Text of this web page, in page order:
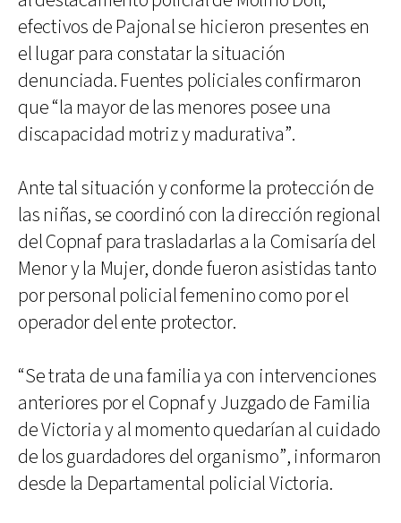
efectivos de Pajonal se hicieron presentes en
el lugar para constatar la situación
denunciada. Fuentes policiales confirmaron
que “la mayor de las menores posee una
discapacidad motriz y madurativa”.
Ante tal situación y conforme la protección de
las niñas, se coordinó con la dirección regional
del Copnaf para trasladarlas a la Comisaría del
Menor y la Mujer, donde fueron asistidas tanto
por personal policial femenino como por el
operador del ente protector.
“Se trata de una familia ya con intervenciones
anteriores por el Copnaf y Juzgado de Familia
de Victoria y al momento quedarían al cuidado
de los guardadores del organismo”, informaron
desde la Departamental policial Victoria.